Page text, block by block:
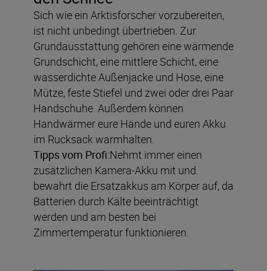
Sich wie ein Arktisforscher vorzubereiten,
ist nicht unbedingt übertrieben. Zur
Grundausstattung gehören eine wärmende
Grundschicht, eine mittlere Schicht, eine
wasserdichte Außenjacke und Hose, eine
Mütze, feste Stiefel und zwei oder drei Paar
Handschuhe. Außerdem können
Handwärmer eure Hände und euren Akku
im Rucksack warmhalten.
Tipps vom Profi:Nehmt immer einen
zusätzlichen Kamera-Akku mit und
bewahrt die Ersatzakkus am Körper auf, da
Batterien durch Kälte beeinträchtigt
werden und am besten bei
Zimmertemperatur funktionieren.